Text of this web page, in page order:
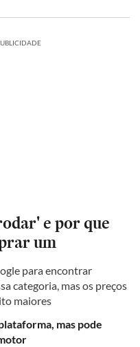
e por que
um
para encontrar
categoria, mas os preços
maiores
mas pode